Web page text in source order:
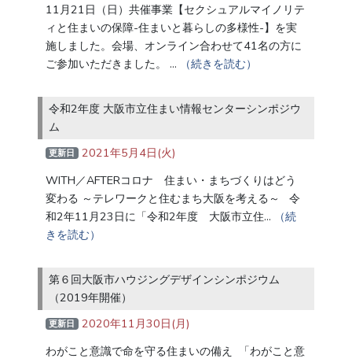
11月21日（日）共催事業【セクシュアルマイノリテ
ィと住まいの保障-住まいと暮らしの多様性-】を実
施しました。会場、オンライン合わせて41名の方に
ご参加いただきました。 …
（続きを読む）
令和2年度 大阪市立住まい情報センターシンポジウ
ム
更新日
2021年5月4日(火)
WITH／AFTERコロナ 住まい・まちづくりはどう
変わる ～テレワークと住むまち大阪を考える～ 令
和2年11月23日に「令和2年度 大阪市立住…
（続
きを読む）
第６回大阪市ハウジングデザインシンポジウム
（2019年開催）
更新日
2020年11月30日(月)
わがこと意識で命を守る住まいの備え 「わがこと意